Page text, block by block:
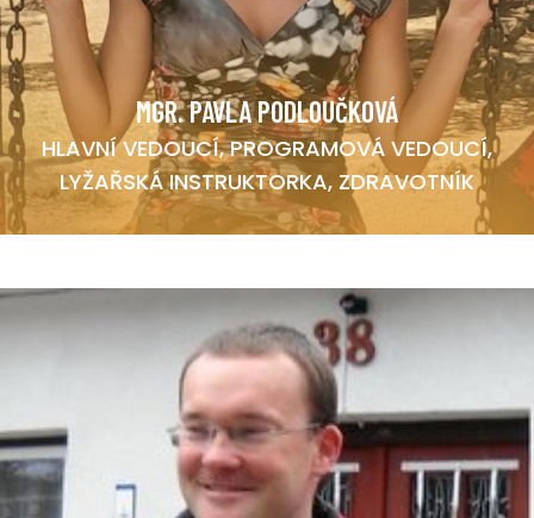
MGR. PAVLA PODLOUČKOVÁ
HLAVNÍ VEDOUCÍ, PROGRAMOVÁ VEDOUCÍ,
LYŽAŘSKÁ INSTRUKTORKA, ZDRAVOTNÍK